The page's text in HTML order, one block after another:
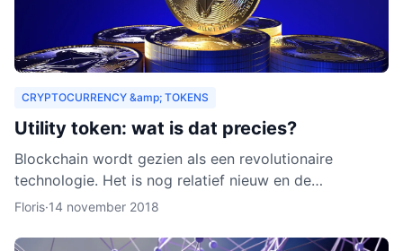
CRYPTOCURRENCY &amp; TOKENS
Utility token: wat is dat precies?
Blockchain wordt gezien als een revolutionaire
technologie. Het is nog relatief nieuw en de
verwachting is dat het zich de komende jaren verder
Floris·14 november 2018